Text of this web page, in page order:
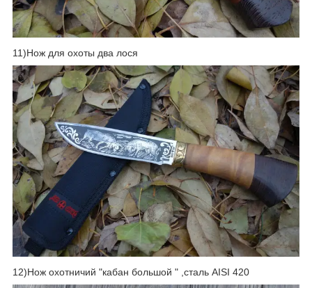
11)Нож для охоты два лося
12)Нож охотничий "кабан большой " ,сталь AISI 420